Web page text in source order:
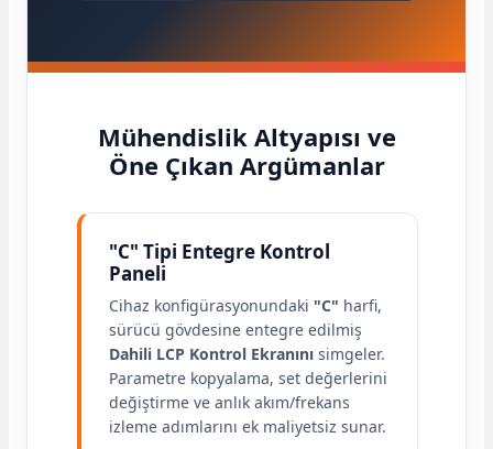
Mühendislik Altyapısı ve
Öne Çıkan Argümanlar
"C" Tipi Entegre Kontrol
Paneli
Cihaz konfigürasyonundaki "C" harfi,
sürücü gövdesine entegre edilmiş
Dahili LCP Kontrol Ekranını simgeler.
Parametre kopyalama, set değerlerini
değiştirme ve anlık akım/frekans
izleme adımlarını ek maliyetsiz sunar.